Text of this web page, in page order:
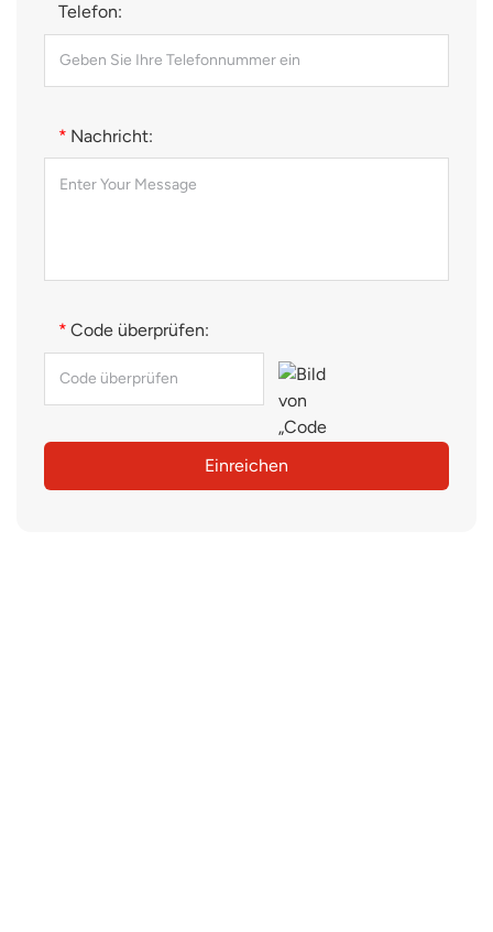
Telefon:
* Nachricht:
* Code überprüfen:
Einreichen